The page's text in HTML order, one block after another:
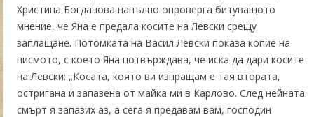
Христина Богданова напълно опроверга битуващото
мнение, че Яна е предала косите на Левски срещу
заплащане. Потомката на Васил Левски показа копие на
писмото, с което Яна потвърждава, че иска да дари косите
на Левски: „Косата, която ви изпращам е тая втората,
остригана и запазена от майка ми в Карлово. След нейната
смърт я запазих аз, а сега я предавам вам, господин